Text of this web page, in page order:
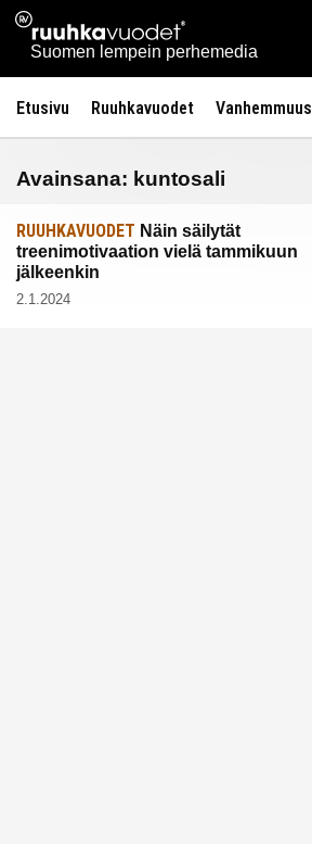
Siirry
sisältöön
Ruuhkavuodet.fi
Suomen lempein perhemedia
Etusivu Ruuhkavuodet Vanhemmuus
Avainsana: kuntosali
RUUHKAVUODET Näin säilytät
treenimotivaation vielä tammikuun
jälkeenkin
2.1.2024